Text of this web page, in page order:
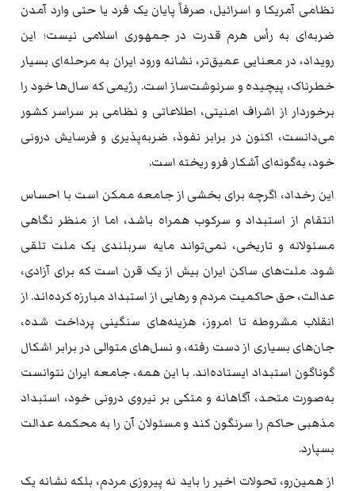
نظامی آمریکا و اسرائیل، صرفاً پایان یک فرد یا حتی وارد آمدن
ضربه‌ای به رأس هرم قدرت در جمهوری اسلامی نیست؛ این
رویداد، در معنایی عمیق‌تر، نشانه ورود ایران به مرحله‌ای بسیار
خطرناک، پیچیده و سرنوشت‌ساز است. رژیمی که سال‌ها خود را
برخوردار از اشراف امنیتی، اطلاعاتی و نظامی بر سراسر کشور
می‌دانست، اکنون در برابر نفوذ، ضربه‌پذیری و فرسایش درونی
خود، به‌گونه‌ای آشکار فرو ریخته است.
این رخداد، اگرچه برای بخشی از جامعه ممکن است با احساس
انتقام از استبداد و سرکوب همراه باشد، اما از منظر نگاهی
مسئولانه و تاریخی، نمی‌تواند مایه سربلندی یک ملت تلقی
شود. ملت‌های ساکن ایران بیش از یک قرن است که برای آزادی،
عدالت، حق حاکمیت مردم و رهایی از استبداد مبارزه کرده‌اند. از
انقلاب مشروطه تا امروز، هزینه‌های سنگینی پرداخت شده،
جان‌های بسیاری از دست رفته، و نسل‌های متوالی در برابر اشکال
گوناگون استبداد ایستاده‌اند. با این همه، جامعه ایران نتوانست
به‌صورت متحد، آگاهانه و متکی بر نیروی درونی خود، استبداد
مذهبی حاکم را سرنگون کند و مسئولان آن را به محکمه عدالت
بسپارد.
از همین‌رو، تحولات اخیر را باید نه پیروزی مردم، بلکه نشانه یک